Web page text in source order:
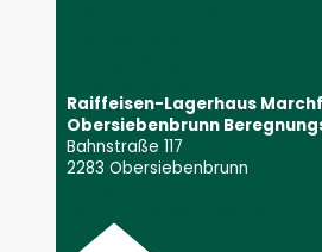
Raiffeisen-Lagerhaus
Obersiebenbrunn
Bahnstraße 117
2283 Obersiebenbrunn